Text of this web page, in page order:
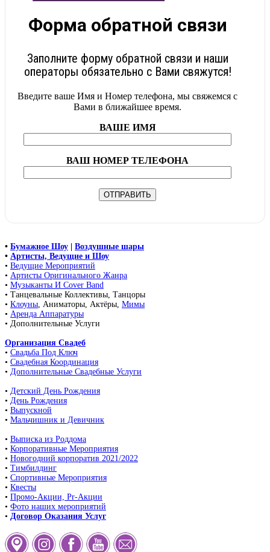
Форма обратной связи
Заполните форму обратной связи и наши
операторы обязательно с Вами свяжутся!
Введите ваше Имя и Номер телефона, мы свяжемся с
Вами в ближайшее время.
ВАШЕ ИМЯ
ВАШ НОМЕР ТЕЛЕФОНА
• Бумажное Шоу
Воздушные шары
• Артисты, Ведущие и Шоу
• Ведущие Мероприятий
• Артисты Оригинального Жанра
• Музыканты И Cover Band
• Танцевальные Коллективы, Танцоры
• Клоуны, Аниматоры, Актёры, Мимы
• Аренда Аппаратуры
• Дополнительные Услуги
Организация Свадеб
• Свадьба Под Ключ
• Свадебная Координация
• Дополнительные Свадебные Услуги
• Детский День Рождения
• День Рождения
• Выпускной
• Мальчишник и Девичник
• Выписка из Роддома
• Корпоративные Мероприятия
• Новогодний корпоратив 2021/2022
• Тимбилдинг
• Спортивные Мероприятия
• Квесты
• Промо-Акции, Pr-Акции
• Фото наших мероприятий
• Договор Оказания Услуг